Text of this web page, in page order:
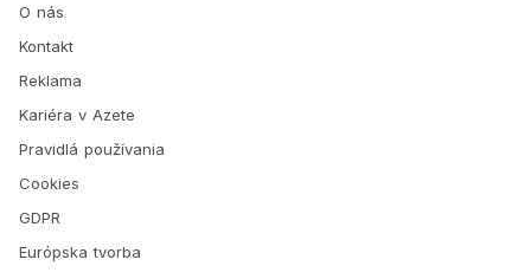
O nás
Kontakt
Reklama
Kariéra v Azete
Pravidlá používania
Cookies
GDPR
Európska tvorba